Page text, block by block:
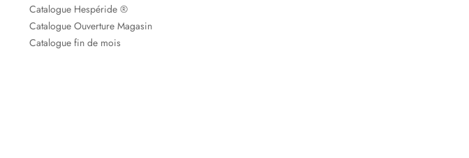
Catalogue Hespéride ®
Catalogue Ouverture Magasin
Catalogue fin de mois